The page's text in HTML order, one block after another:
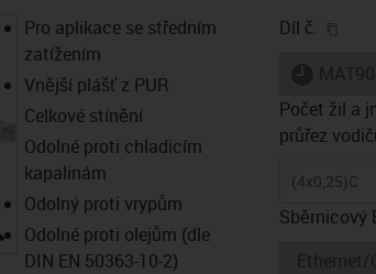
igus-icon-lupe
Pro aplikace se středním
zatížením
Vnější plášť z PUR
Celkové stínění
Odolné proti chladicím
kapalinám
Odolný proti vrypům
Odolné proti olejům (dle
DIN EN 50363-10-2)
Díl č.
Počet žil a
průřez
(4x0,25)C
Sběrnicový